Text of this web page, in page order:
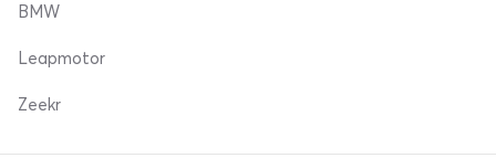
BMW
Leapmotor
Zeekr